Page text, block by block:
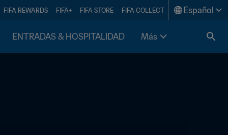
FIFA REWARDS FIFA+ FIFA STORE FIFA COLLECT Español
ENTRADAS & HOSPITALIDAD Más